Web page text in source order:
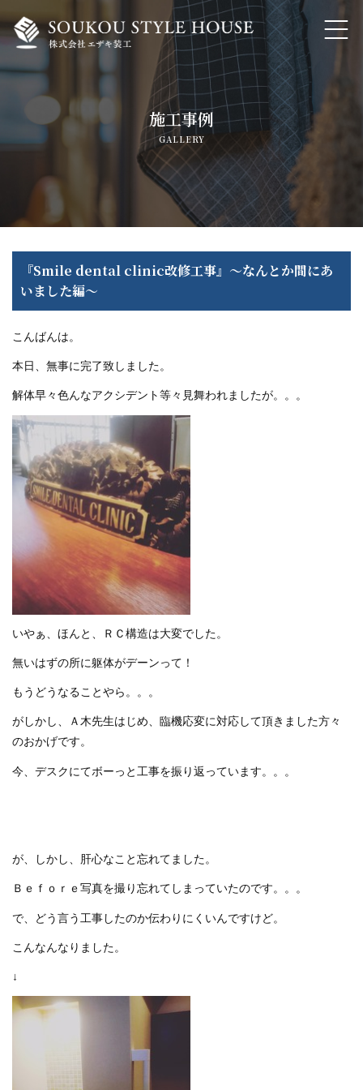
私たちの想いと大事にしていること
家づくりのこだわり・自然素材でつくる注文住宅
トランスフォーム・リノベーション
会社概要
プライバシーポリシー
お問い合わせ
資料請求
お知らせ
施工事例
イベント情報
施工事例
GALLERY
『Smile dental clinic改修工事』～なんとか間にあ
いました編～
こんばんは。
本日、無事に完了致しました。
解体早々色んなアクシデント等々見舞われましたが。。。
いやぁ、ほんと、ＲＣ構造は大変でした。
無いはずの所に躯体がデーンって！
もうどうなることやら。。。
がしかし、Ａ木先生はじめ、臨機応変に対応して頂きました方々
のおかげです。
今、デスクにてボーっと工事を振り返っています。。。
が、しかし、肝心なこと忘れてました。
Ｂｅｆｏｒｅ写真を撮り忘れてしまっていたのです。。。
で、どう言う工事したのか伝わりにくいんですけど。
こんなんなりました。
↓